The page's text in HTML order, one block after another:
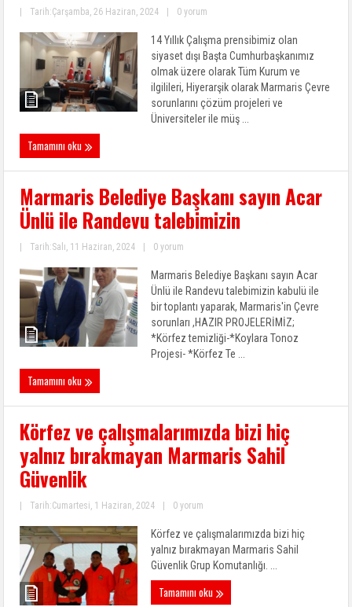
| Tarih:Çarşamba, 26 Haziran, 2024 | 0 yorum
14 Yıllık Çalışma prensibimiz olan
siyaset dışı Başta Cumhurbaşkanımız
olmak üzere olarak Tüm Kurum ve
ilgilileri, Hiyerarşik olarak Marmaris Çevre
sorunlarını çözüm projeleri ve
Üniversiteler ile müş ...
Tamamını oku
Marmaris Belediye Başkanı sayın Acar
Ünlü ile Randevu talebimizin
| Tarih:Salı, 11 Haziran, 2024 | 0 yorum
Marmaris Belediye Başkanı sayın Acar
Ünlü ile Randevu talebimizin kabulü ile
bir toplantı yaparak, Marmaris'in Çevre
sorunları ,HAZIR PROJELERİMİZ;
*Körfez temizliği-*Koylara Tonoz
Projesi- *Körfez Te ...
Tamamını oku
Körfez ve çalışmalarımızda bizi hiç
yalnız bırakmayan Marmaris Sahil
Güvenlik
| Tarih:Cumartesi, 1 Haziran, 2024 | 0 yorum
Körfez ve çalışmalarımızda bizi hiç
yalnız bırakmayan Marmaris Sahil
Güvenlik Grup Komutanlığı. ...
Tamamını oku